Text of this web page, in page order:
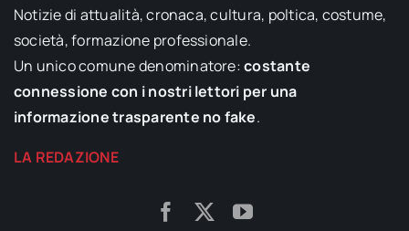
Notizie di attualità, cronaca, cultura, poltica, costume,
società, formazione professionale.
Un unico comune denominatore:costante
connessione con i nostri lettori per una
informazione trasparente no fake.
LA REDAZIONE